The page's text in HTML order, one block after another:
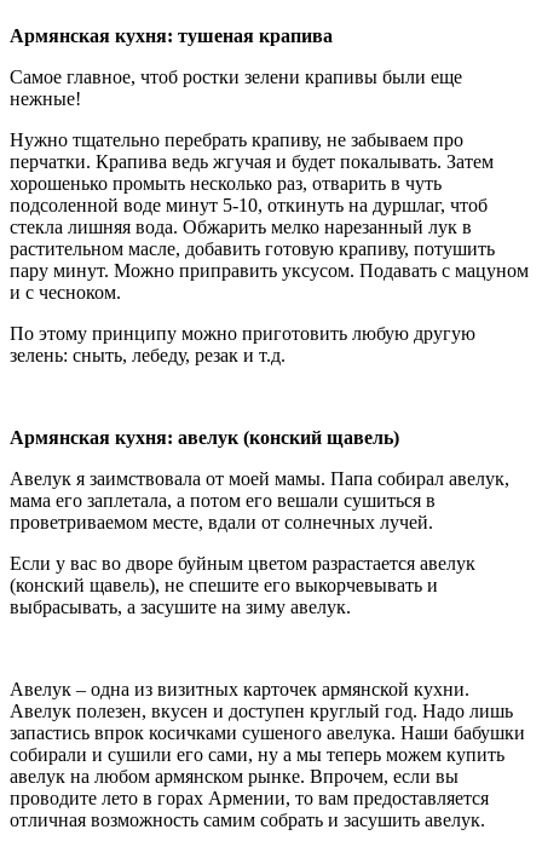
Армянская кухня: тушеная крапива
Самое главное, чтоб ростки зелени крапивы были еще
нежные!
Нужно тщательно перебрать крапиву, не забываем про
перчатки. Крапива ведь жгучая и будет покалывать. Затем
хорошенько промыть несколько раз, отварить в чуть
подсоленной воде минут 5-10, откинуть на дуршлаг, чтоб
стекла лишняя вода. Обжарить мелко нарезанный лук в
растительном масле, добавить готовую крапиву, потушить
пару минут. Можно приправить уксусом. Подавать с мацуном
и с чесноком.
По этому принципу можно приготовить любую другую
зелень: сныть, лебеду, резак и т.д.
Армянская кухня: авелук (конский щавель)
Авелук я заимствовала от моей мамы. Папа собирал авелук,
мама его заплетала, а потом его вешали сушиться в
проветриваемом месте, вдали от солнечных лучей.
Если у вас во дворе буйным цветом разрастается авелук
(конский щавель), не спешите его выкорчевывать и
выбрасывать, а засушите на зиму авелук.
Авелук – одна из визитных карточек армянской кухни.
Авелук полезен, вкусен и доступен круглый год. Надо лишь
запастись впрок косичками сушеного авелука. Наши бабушки
собирали и сушили его сами, ну а мы теперь можем купить
авелук на любом армянском рынке. Впрочем, если вы
проводите лето в горах Армении, то вам предоставляется
отличная возможность самим собрать и засушить авелук.